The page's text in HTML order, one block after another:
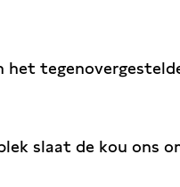
het
slaat de kou ons